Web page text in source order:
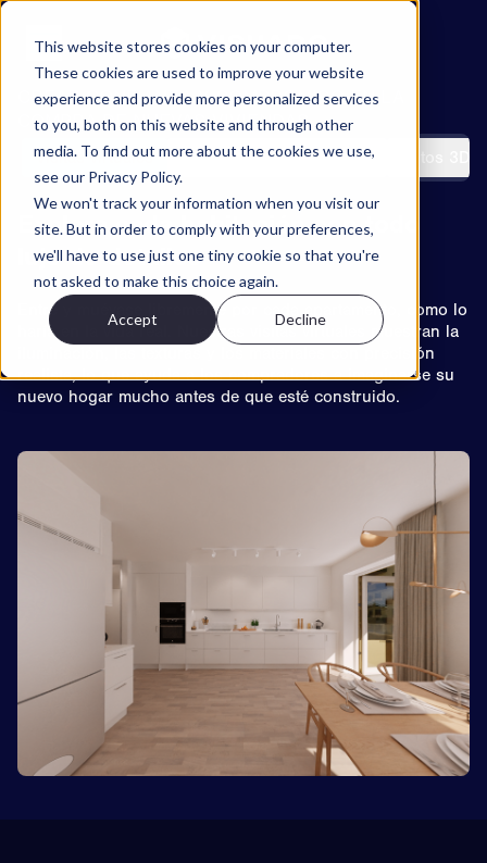
This website stores cookies on your computer.
These cookies are used to improve your website
experience and provide more personalized services
to you, both on this website and through other
media. To find out more about the cookies we use,
see our Privacy Policy.
We won't track your information when you visit our
site. But in order to comply with your preferences,
we'll have to use just one tiny cookie so that you're
not asked to make this choice again.
Accept Decline
Ir al contenido
Proyectos
Características
Acerca de
Póngase en contacto con
ES
EN NO SV
Try Walkable
Book Demo
CREAR CONFIANZA Y COMPROMISO EN LA
COMPRA DE NUEVAS VIVIENDAS
Visitas virtuales Selector de apartamentos
Explora cada habitación con todo
lujo de detalles
Entre y muévase libremente por cada apartamento, como lo
haría en la vida real. Nuestras visitas virtuales muestran la
iluminación, las texturas y los materiales con precisión
realista, lo que ayuda a los compradores a imaginarse su
nuevo hogar mucho antes de que esté construido.